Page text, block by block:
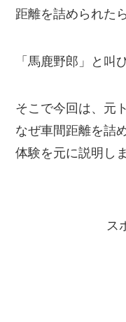
距離を詰められた
「馬鹿野郎」と叫
そこで今回は、元
なぜ車間距離を詰
体験を元に説明し
ス